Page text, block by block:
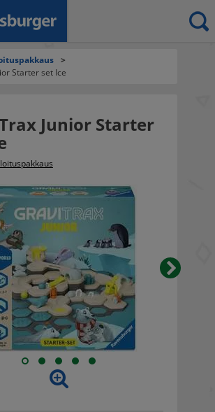
>
Starter set Ice
Junior Starter